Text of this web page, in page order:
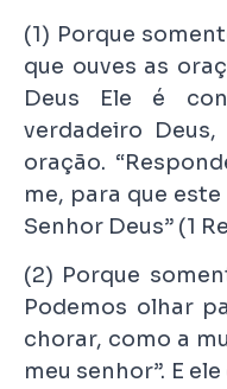
(1) Porque
que ouves as
Deus Ele é
verdadeiro
oração.
me, para que
Senhor Deus” (1
(2) Porque
Podemos olhar
chorar, como a
meu senhor”. E